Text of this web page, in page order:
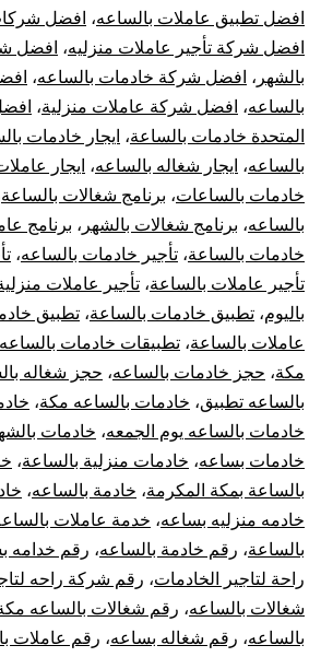
بالساعه
مكه
افضل تطبيق عاملات بالساعه، افضل
افضل شركة تأجير عاملات منزليه، افضل
بالشهر ، افضل شركة خادمات بالساعه،
بالساعه، افضل شركة عاملات منزلية،
المتحدة خادمات بالساعة، ايجار خادمات
بالساعه، ايجار شغاله بالساعه، ايجار
خادمات بالساعات، برنامج شغالات بالساعة
بالساعه، برنامج شغالات بالشهر ، برنامج
خادمات بالساعة، تأجير خادمات بالساعه،
تأجير عاملات بالساعة، تأجير عاملات
باليوم، تطبيق خادمات بالساعة، تطبيق
عاملات بالساعة، تطبيقات خادمات بالساعه
مكة، حجز خادمات بالساعه، حجز شغاله
بالساعه تطبيق، خادمات بالساعه مكة،
خادمات بالساعه يوم الجمعه، خادمات
خادمات بساعه، خادمات منزلية بالساعة،
بالساعة بمكة المكرمة، خادمة بالساعه،
خادمه منزليه بساعه، خدمة عاملات
بالساعة، رقم خادمة بالساعه، رقم خدامه
راحة لتاجير الخادمات، رقم شركة راحه
شغالات بالساعه، رقم شغالات بالساعه
بالساعه، رقم شغاله بساعه، رقم عاملات